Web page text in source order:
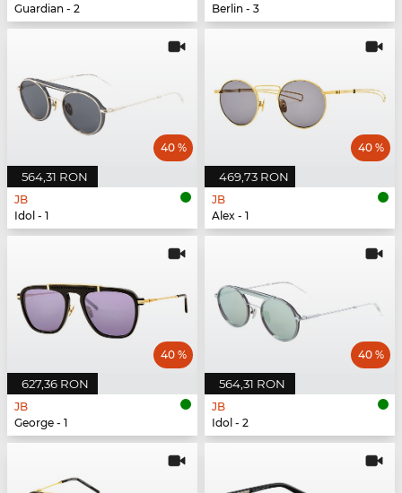
Guardian - 2
Berlin - 3
564,31 RON
40 %
JB
Idol - 1
469,73 RON
40 %
JB
Alex - 1
627,36 RON
40 %
JB
George - 1
564,31 RON
40 %
JB
Idol - 2